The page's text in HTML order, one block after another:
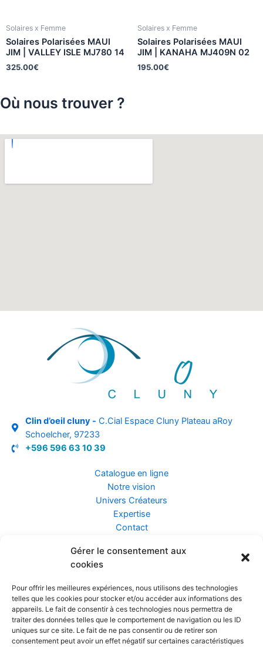
Gérer le consentement aux
cookies
Pour offrir les meilleures expériences, nous utilisons des technologies
telles que les cookies pour stocker et/ou accéder aux informations des
appareils. Le fait de consentir à ces technologies nous permettra de
traiter des données telles que le comportement de navigation ou les ID
uniques sur ce site. Le fait de ne pas consentir ou de retirer son
consentement peut avoir un effet négatif sur certaines caractéristiques
Solaires x Femme
Solaires Polarisées MAUI
JIM | VALLEY ISLE MJ780 14
325.00€
Solaires x Femme
Solaires Polarisées MAUI
JIM | KANAHA MJ409N 02
195.00€
Où nous trouver ?
Clin d’oeil cluny - C.Cial Espace Cluny Plateau aRoy
Schoelcher, 97233
+596 596 63 10 39
Catalogue en ligne
Notre vision
Univers Créateurs
Expertise
Contact
Assurance ZEN
Confidentialité et Données
Conditions Générales de Vente